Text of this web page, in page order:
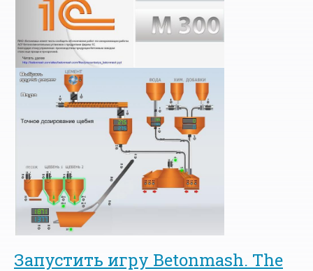
Запустить игру Betonmash. The